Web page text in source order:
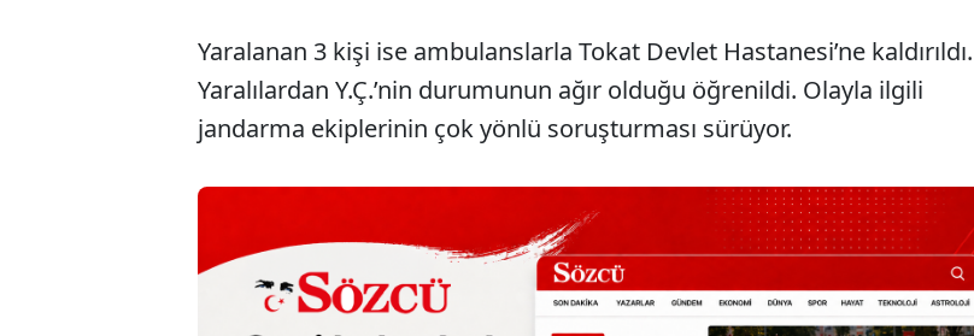
Yaralanan 3 kişi ise ambulanslarla Tokat Devlet Hastanesi’ne kaldırıldı.
Yaralılardan Y.Ç.’nin durumunun ağır olduğu öğrenildi. Olayla ilgili
jandarma ekiplerinin çok yönlü soruşturması sürüyor.